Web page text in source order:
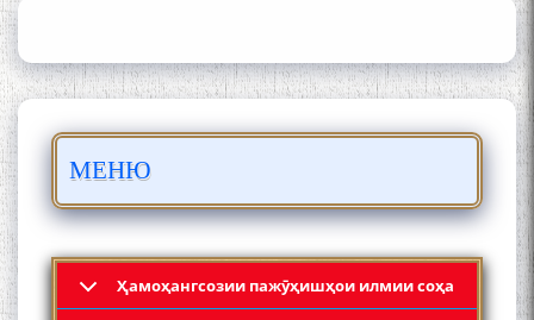
МЕНЮ
Ҳамоҳангсозии пажӯҳишҳои илмии соҳа
БО 4 000 000 СОМОНӢ
МӮЪМИН ҚАНОАТ СОХТА